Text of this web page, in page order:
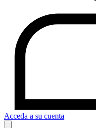
Acceda a su cuenta